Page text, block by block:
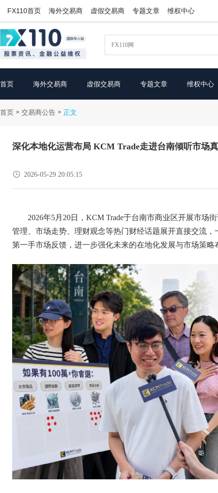
FX110首页 海外交易商 虚假交易商 专题文章 维权中心
首页 海外交易商 虚假交易商 专题文章 维权中心
首页 > 交易商公告 > 正文
深化本地化运营布局 KCM Trade走进台南倾听市场
 2026-05-29 20:05:15
2026年5月20日，KCM Trade于台南市商业区开展市场
管理、市场走势、理财观念等热门财经话题展开直接交流
第一手市场反馈，进一步强化未来的在地化发展与市场策略